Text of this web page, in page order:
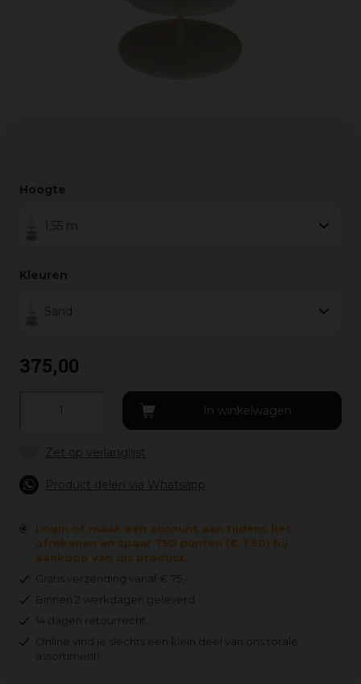
Hoogte
1,55 m
Kleuren
Sand
375,00
Product delen via Whatsapp
Login of maak een account aan tijdens het
afrekenen en spaar 750 punten (€ 7,50) bij
aankoop van dit product.
Gratis verzending vanaf € 75,-
Binnen 2 werkdagen geleverd.
14 dagen retourrecht.
Online vind je slechts een klein deel van ons totale
assortiment!